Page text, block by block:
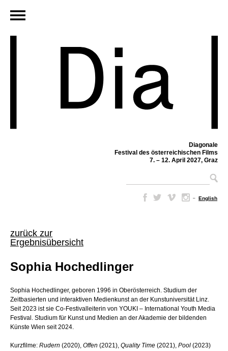
Diagonale
Festival des österreichischen Films
7. – 12. April 2027, Graz
– English
zurück zur
Ergebnisübersicht
Sophia Hochedlinger
Sophia Hochedlinger, geboren 1996 in Oberösterreich. Studium der
Zeitbasierten und interaktiven Medienkunst an der Kunstuniversität Linz.
Seit 2023 ist sie Co-Festivalleiterin von YOUKI – International Youth Media
Festival. Studium für Kunst und Medien an der Akademie der bildenden
Künste Wien seit 2024.
Kurzfilme: Rudern (2020), Offen (2021), Quality Time (2021), Pool (2023)